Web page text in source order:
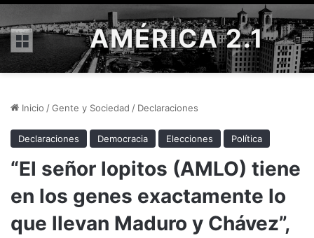
Menú AMÉRICA 2.1
Inicio /Gente y Sociedad / Declaraciones
Declaraciones Democracia Elecciones Política
“El señor lopitos (AMLO) tiene
en los genes exactamente lo
que llevan Maduro y Chávez”,